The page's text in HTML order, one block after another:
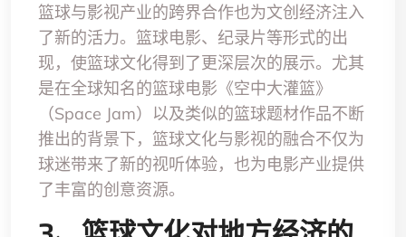
篮球与影视产业的跨界合作也为文创经济注入
了新的活力。篮球电影、纪录片等形式的出
现，使篮球文化得到了更深层次的展示。尤其
是在全球知名的篮球电影《空中大灌篮》
（Space Jam）以及类似的篮球题材作品不断
推出的背景下，篮球文化与影视的融合不仅为
球迷带来了新的视听体验，也为电影产业提供
了丰富的创意资源。